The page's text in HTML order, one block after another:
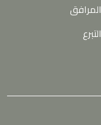
المرافق
التبرع